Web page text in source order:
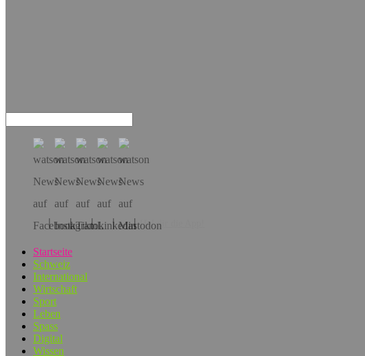
Hol dir die App!
Startseite
Schweiz
International
Wirtschaft
Sport
Leben
Spass
Digital
Wissen